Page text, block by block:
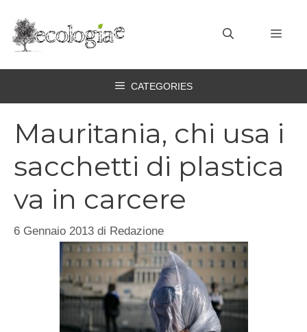
contenuto
CATEGORIES
Mauritania, chi usa i
sacchetti di plastica
va in carcere
6 Gennaio 2013 di Redazione